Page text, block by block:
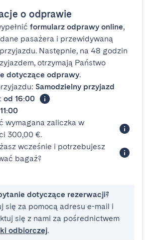
o odprawie
formularz odprawy online,
pasażera i przewidywaną
Następnie, na 48 godzin
otrzymają Państwo
dotyczące odprawy.
Samodzielny przyjazd
od 16:00
11:00
wymagana zaliczka w
300,00 €.
wcześnie i potrzebujesz
bagaż?
dotyczące rezerwacji?
się za pomocą adresu e-mail i
się z nami za pośrednictwem
odbiorczej.